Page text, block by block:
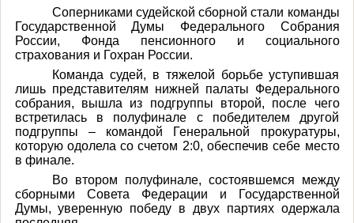
Соперниками судейской сборной стали команды
Государственной Думы Федерального Собрания
России, Фонда пенсионного и социального
страхования и Гохран России.
Команда судей, в тяжелой борьбе уступившая
лишь представителям нижней палаты Федерального
собрания, вышла из подгруппы второй, после чего
встретилась в полуфинале с победителем другой
подгруппы – командой Генеральной прокуратуры,
которую одолела со счетом 2:0, обеспечив себе место
в финале.
Во втором полуфинале, состоявшемся между
сборными Совета Федерации и Государственной
Думы, уверенную победу в двух партиях одержала